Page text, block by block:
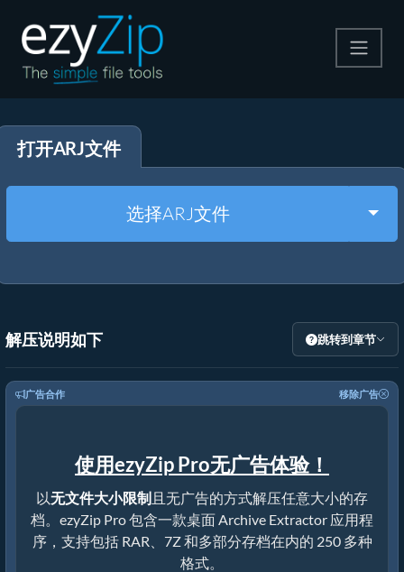
解压
其他工具
打开ARJ文件
选择ARJ文件
解压说明如下 跳转到章节
广告合作 移除广告
使用ezyZip Pro无广告体验！
以无文件大小限制且无广告的方式解压任意大小的存
档。ezyZip Pro 包含一款桌面 Archive Extractor 应用程
序，支持包括 RAR、7Z 和多部分存档在内的 250 多种
格式。